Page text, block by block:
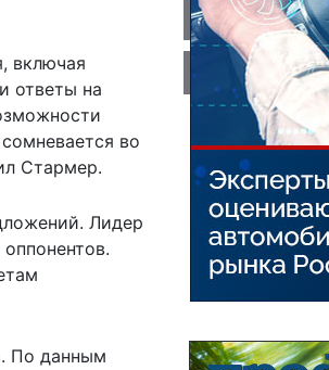
включая
ответы на
во
Стармер.
Лидер
По данным